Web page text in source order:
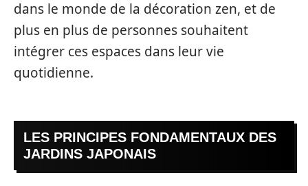
dans le monde de la décoration zen, et de
plus en plus de personnes souhaitent
intégrer ces espaces dans leur vie
quotidienne.
LES PRINCIPES FONDAMENTAUX DES
JARDINS JAPONAIS